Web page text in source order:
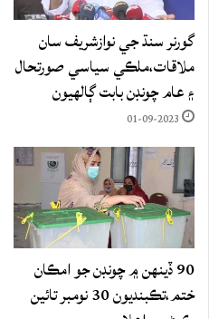
گورنر سنڌ جي نوازشريف سان
ملاقات،ملڪي سياسي صورتحال
۽ عام چونڊن بابت ڳالهيون
01-09-2023
90 ڏينهن ۾ چونڊن جو امڪان
ختم،تڪبنديون 30 نومبر تائين